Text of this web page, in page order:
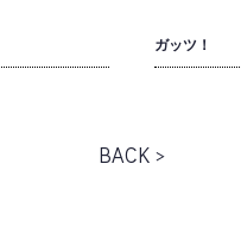
ガッツ！
BACK >